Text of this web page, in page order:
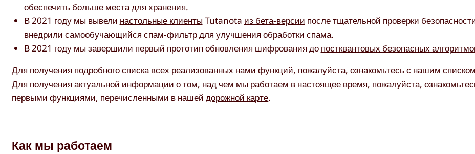
обеспечить больше места для хранения.
В 2021 году мы вывели настольные клиенты Tutanota из бета-версии после тщательной проверки
внедрили самообучающийся спам-фильтр для улучшения обработки спама.
В 2021 году мы завершили первый прототип обновления шифрования до постквантовых безопасных
Для получения подробного списка всех реализованных нами функций, пожалуйста, ознакомьтесь с нашим
Для получения актуальной информации о том, над чем мы работаем в настоящее время, пожалуйста,
первыми функциями, перечисленными в нашейдорожной карте.
Как мы работаем